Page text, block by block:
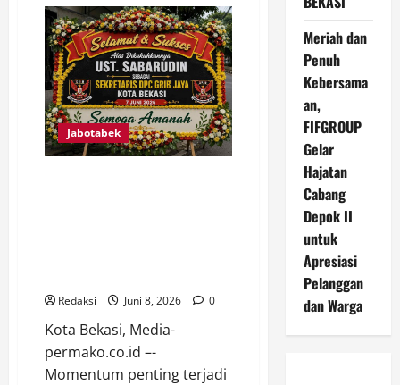
TURUN
LANGSUNG
KE
LAPANGAN,
AWASI
PEMBANGUNAN
SALURAN
AIR
DI
JALAN
RAYA
SAWANGAN
Jabotabek
Redaksi Juni 8, 2026 0
Kota Bekasi, Media-
permako.co.id –-
Momentum penting terjadi
Meriah dan
Penuh
Kebersama
an,
FIFGROUP
Gelar
Hajatan
Cabang
Depok II
untuk
Apresiasi
Pelanggan
dan Warga